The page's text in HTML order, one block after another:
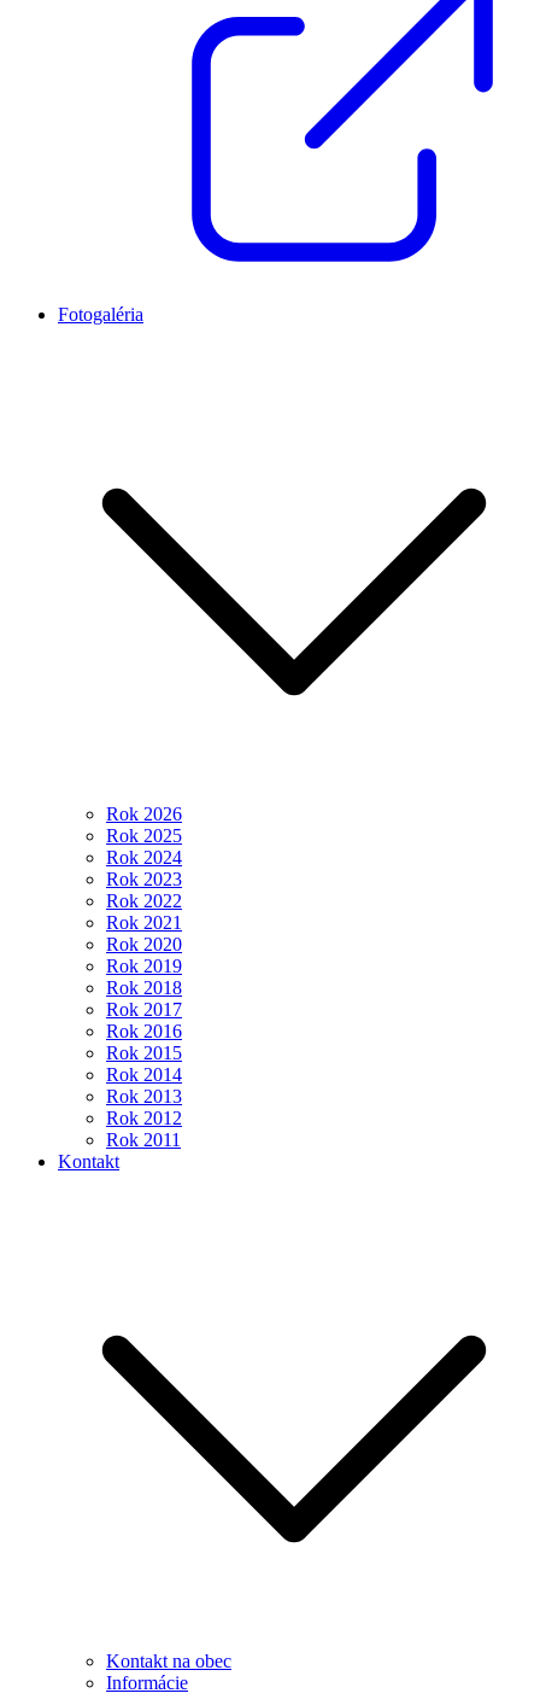
Fotogaléria
Rok 2026
Rok 2025
Rok 2024
Rok 2023
Rok 2022
Rok 2021
Rok 2020
Rok 2019
Rok 2018
Rok 2017
Rok 2016
Rok 2015
Rok 2014
Rok 2013
Rok 2012
Rok 2011
Kontakt
Kontakt na obec
Informácie